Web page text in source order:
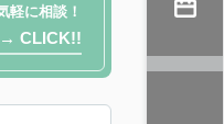
軽に相談！
→ CLICK!!